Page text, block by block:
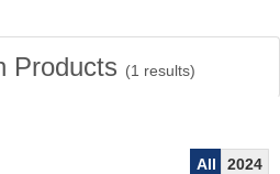
Products (1 results)
All
2024